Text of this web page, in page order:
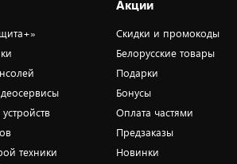
техники
Акции
Скидки и промокоды
Белорусские товары
Подарки
Бонусы
Оплата частями
Предзаказы
Новинки